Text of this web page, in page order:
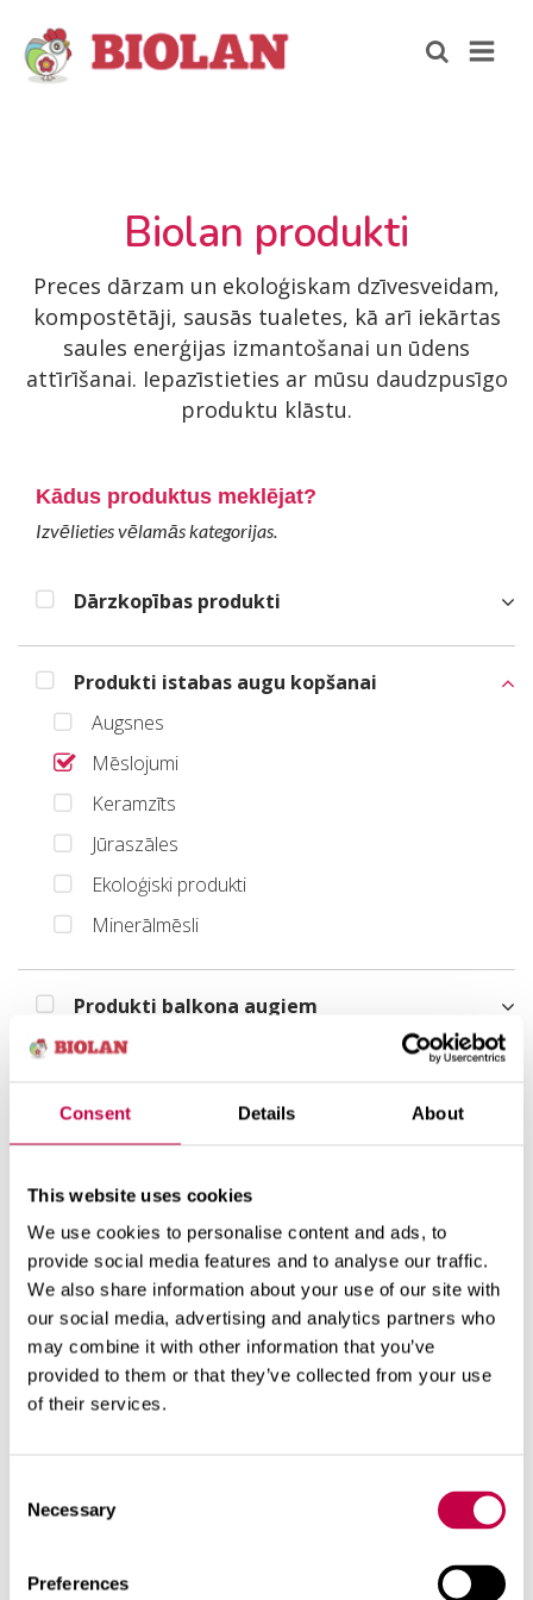
Consent Details About
This website uses cookies
We use cookies to personalise content and ads, to
provide social media features and to analyse our traffic.
We also share information about your use of our site with
our social media, advertising and analytics partners who
may combine it with other information that you’ve
provided to them or that they’ve collected from your use
of their services.
Selection
Necessary
Preferences
Biolan produkti
Preces dārzam un ekoloģiskam dzīvesveidam,
kompostētāji, sausās tualetes, kā arī iekārtas
saules enerģijas izmantošanai un ūdens
attīrīšanai. Iepazīstieties ar mūsu daudzpusīgo
produktu klāstu.
Kādus produktus meklējat?
Izvēlieties vēlamās kategorijas.
Dārzkopības produkti
Produkti istabas augu kopšanai
Augsnes
Mēslojumi
Keramzīts
Jūraszāles
Ekoloģiski produkti
Minerālmēsli
Produkti balkona augiem
Ūdens attīrīšana
Saules enerģija